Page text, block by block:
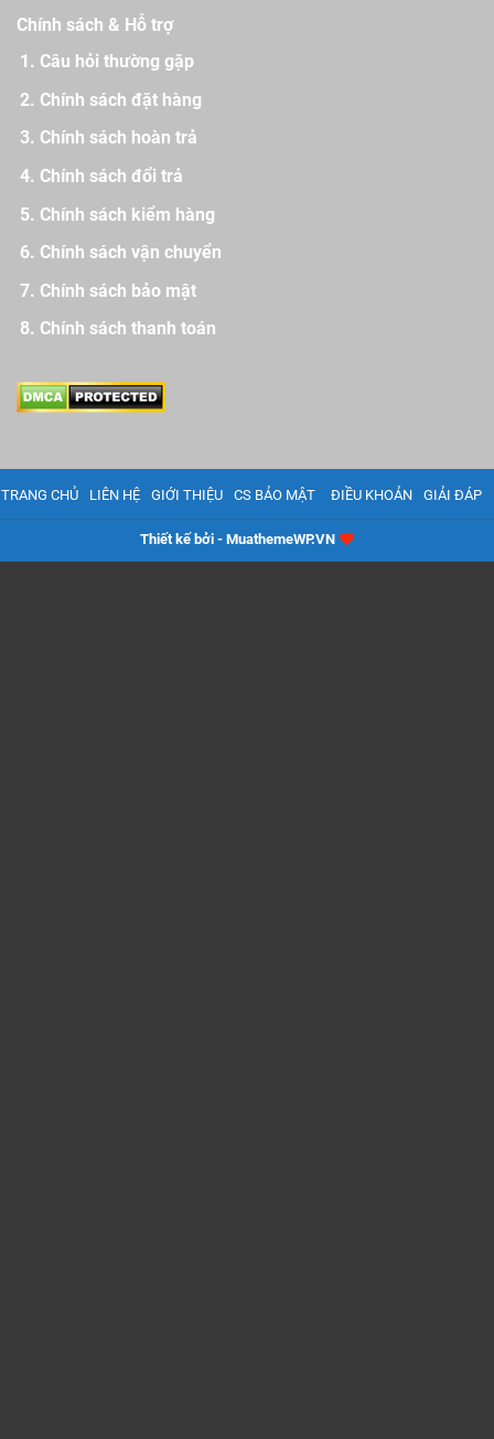
Chính sách & Hỗ trợ
Câu hỏi thường gặp
Chính sách đặt hàng
Chính sách hoàn trả
Chính sách đổi trả
Chính sách kiểm hàng
Chính sách vận chuyển
Chính sách bảo mật
Chính sách thanh toán
TRANG CHỦ LIÊN HỆ GIỚI THIỆU CS BẢO MẬT ĐIỀU KHOẢN GIẢI ĐÁP
Thiết kế bởi - MuathemeWP.VN